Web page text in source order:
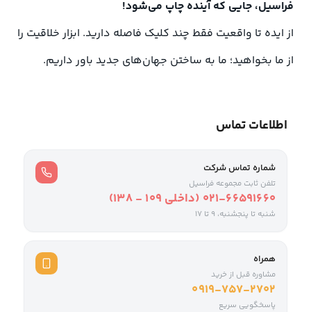
فراسیل، جایی که آینده چاپ می‌شود!
از ایده تا واقعیت فقط چند کلیک فاصله دارید. ابزار خلاقیت را
از ما بخواهید؛ ما به ساختن جهان‌های جدید باور داریم.
اطلاعات تماس
شماره تماس شرکت
تلفن ثابت مجموعه فراسیل
021-66591660 (داخلی ۱۰۹ - ۱۳۸)
شنبه تا پنجشنبه، 9 تا ۱۷
همراه
مشاوره قبل از خرید
0919-757-2702
پاسخگویی سریع